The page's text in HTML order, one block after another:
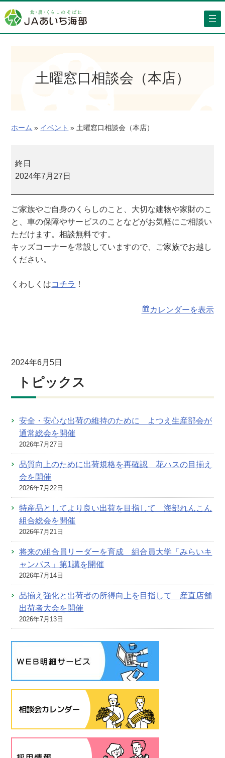
容
を
土曜窓口相談会（本店）
ホーム » イベント » 土曜窓口相談会（本店）
曜
窓
談
会
（
本
店
終日
2024年7月27日
ご家族やご自身のくらしのこと、大切な建物や家財のこ
と、車の保障やサービスのことなどがお気軽にご相談い
ただけます。相談無料です。
キッズコーナーを常設していますので、ご家族でお越し
ください。
くわしくはコチラ ！
カレンダーを表示
2024年6月5日
トピックス
安全・安心な出荷の維持のために よつえ生産部会が
通常総会を開催
2026年7月27日
品質向上のために出荷規格を再確認 花ハスの目揃え
会を開催
2026年7月22日
特産品としてより良い出荷を目指して 海部れんこん
組合総会を開催
2026年7月21日
将来の組合員リーダーを育成 組合員大学「みらいキ
ャンパス」第1講を開催
2026年7月14日
品揃え強化と出荷者の所得向上を目指して 産直店舗
出荷者大会を開催
2026年7月13日